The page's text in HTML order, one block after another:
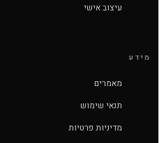
עיצוב אישי
מידע
מאמרים
תנאי שימוש
מדיניות פרטיות